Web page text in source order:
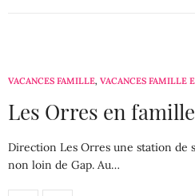
VACANCES FAMILLE, VACANCES FAMILLE
Les Orres en
Direction Les Orres une station de
non loin de Gap. Au…